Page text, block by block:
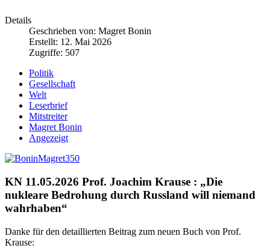
Details
Geschrieben von: Magret Bonin
Erstellt: 12. Mai 2026
Zugriffe: 507
Politik
Gesellschaft
Welt
Leserbrief
Mitstreiter
Magret Bonin
Angezeigt
KN 11.05.2026 Prof. Joachim Krause : „Die
nukleare Bedrohung durch Russland will niemand
wahrhaben“
Danke für den detaillierten Beitrag zum neuen Buch von Prof.
Krause: